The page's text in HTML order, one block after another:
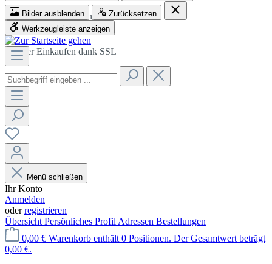
Sicher Einkaufen dank SSL
Partnerschaftlich
Sicher Einkaufen dank SSL
Bilder ausblenden
Zurücksetzen
Werkzeugleiste anzeigen
Menü schließen
Ihr Konto
Anmelden
oderregistrieren
Übersicht Persönliches Profil Adressen Bestellungen
0,00 € Warenkorb enthält 0 Positionen. Der Gesamtwert beträgt
0,00 €.